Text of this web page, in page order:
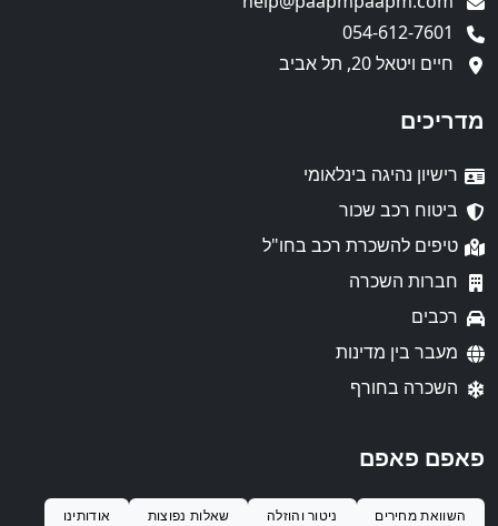
חיים ויטאל 20, תל אביב
מדריכים
רישיון נהיגה בינלאומי
ביטוח רכב שכור
טיפים להשכרת רכב בחו"ל
חברות השכרה
רכבים
מעבר בין מדינות
השכרה בחורף
פאפם פאפם
השוואת מחירים ניטור והוזלה שאלות נפוצות
אודותינו